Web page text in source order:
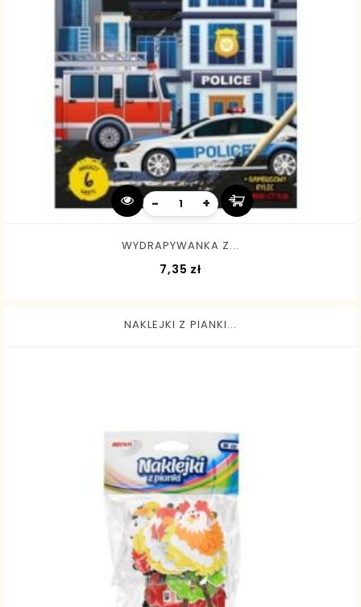
- +
WYDRAPYWANKA Z...
7,35 zł
NAKLEJKI Z PIANKI...